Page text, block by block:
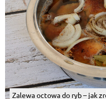
Zalewa octowa do ryb – jak